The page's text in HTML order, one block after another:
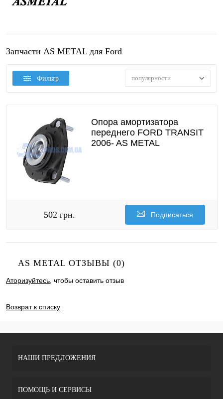
Запчасти AS METAL для Ford
Фильтр популярности
Опора амортизатора
переднего FORD TRANSIT
2006- AS METAL
502 грн. Подписаться
AS METAL ОТЗЫВЫ (0)
Аторизуйтесь , чтобы оставить отзыв
Возврат к списку
НАШИ ПРЕДЛОЖЕНИЯ
ПОМОЩЬ И СЕРВИСЫ